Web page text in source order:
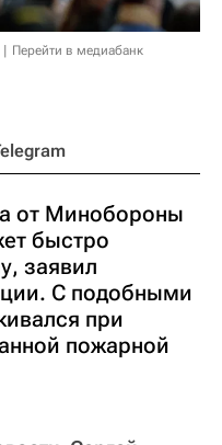
Перейти в медиабанк
от Минобороны
быстро
заявил
С подобными
при
пожарной